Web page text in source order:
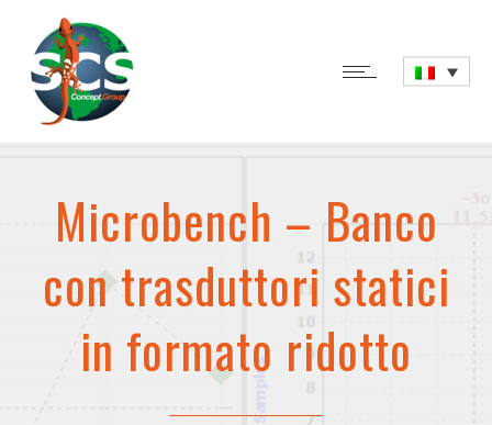
Microbench – Banco
con trasduttori statici
in formato ridotto